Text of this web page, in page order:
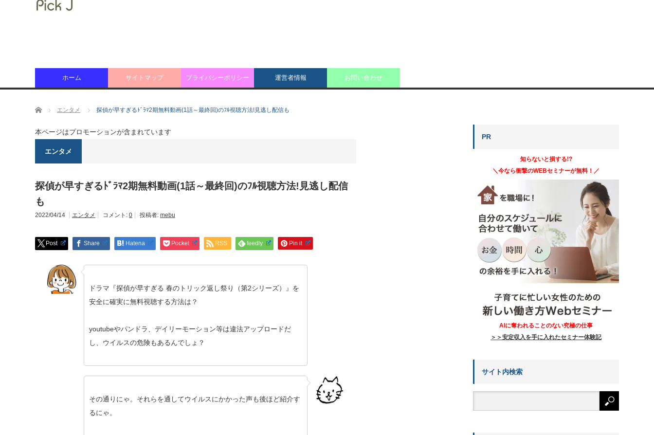
ホーム サイトマップ プライバシーポリシー 運営者情報 お問い合わせ
ホーム エンタメ 探偵が早すぎるﾄﾞﾗﾏ2期無料動画(1話～最終回)のﾌﾙ視聴方法!見逃し配信も
本ページはプロモーションが含まれています
エンタメ
探偵が早すぎるﾄﾞﾗﾏ2期無料動画(1話～最終回)のﾌﾙ視聴方法!見逃し配信
も
2022/04/14 エンタメ コメント: 0 投稿者: mebu
Post Share Hatena Pocket RSS feedly Pin it
ドラマ『探偵が早すぎる 春のトリック返し祭り（第2シリーズ）』を
安全に確実に無料視聴する方法は？
youtubeやパンドラ、デイリーモーション等は違法アップロードだ
し、ウイルスの危険もあるんでしょ？
その通りにゃ。それらを通してウイルスにかかった声も後ほど紹介す
るにゃ。
PR
知らないと損する!?
＼今なら衝撃のWEBセミナーが無料！／
AIに奪われることのない究極の仕事
＞＞安定収入を手に入れたセミナー体験記
サイト内検索